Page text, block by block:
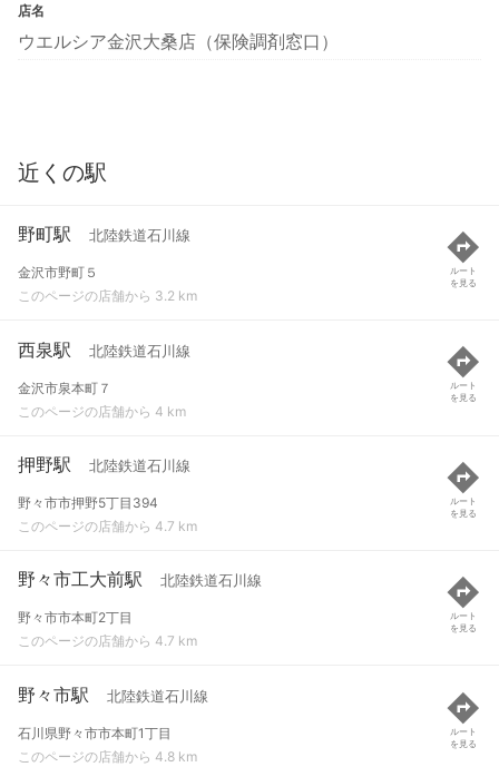
店名
ウエルシア金沢大桑店（保険調剤窓口）
近くの駅
野町駅 北陸鉄道石川線
金沢市野町５
このページの店舗から 3.2 km
ルート
を見る
西泉駅 北陸鉄道石川線
金沢市泉本町７
このページの店舗から 4 km
ルート
を見る
押野駅 北陸鉄道石川線
野々市市押野5丁目394
このページの店舗から 4.7 km
ルート
を見る
野々市工大前駅 北陸鉄道石川線
野々市市本町2丁目
このページの店舗から 4.7 km
ルート
を見る
野々市駅 北陸鉄道石川線
石川県野々市市本町1丁目
このページの店舗から 4.8 km
ルート
を見る